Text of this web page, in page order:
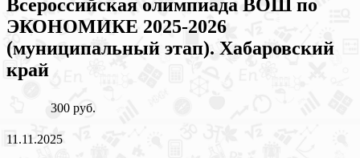
Всероссийская олимпиада ВОШ по
ЭКОНОМИКЕ 2025-2026
(муниципальный этап). Хабаровский
край
300 руб.
11.11.2025